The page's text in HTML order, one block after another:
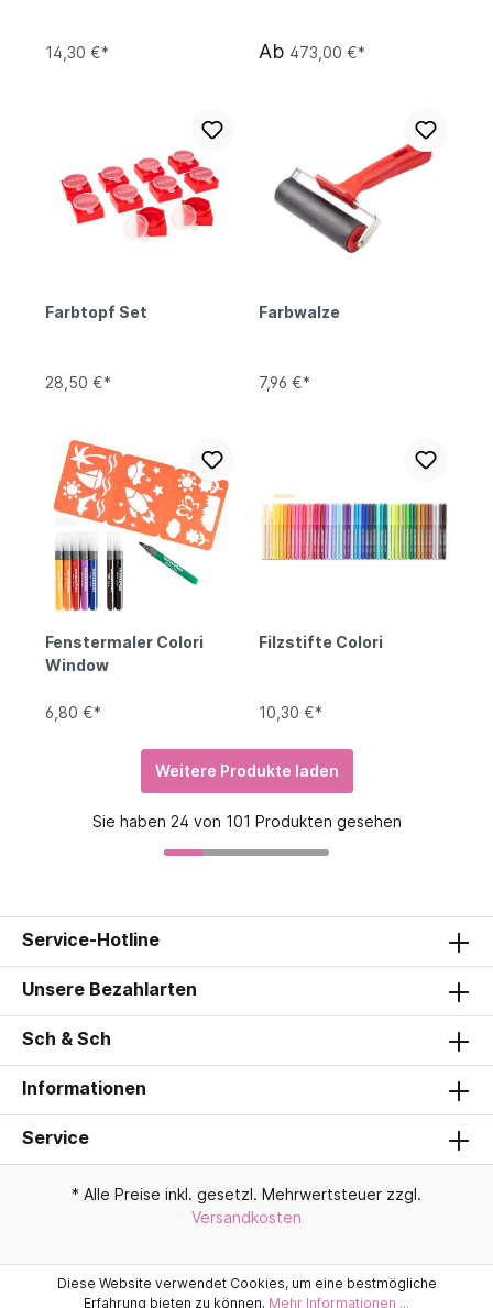
14,30 €* Ab 473,00 €*
Farbtopf Set
28,50 €*
Farbwalze
7,96 €*
Fenstermaler Colori
Window
6,80 €*
Filzstifte Colori
10,30 €*
Weitere Produkte laden
Sie haben 24 von 101 Produkten gesehen
Service-Hotline
Unsere Bezahlarten
Sch & Sch
Informationen
Service
* Alle Preise inkl. gesetzl. Mehrwertsteuer zzgl.
Versandkosten
Diese Website verwendet Cookies, um eine bestmögliche
Erfahrung bieten zu können. Mehr Informationen ...